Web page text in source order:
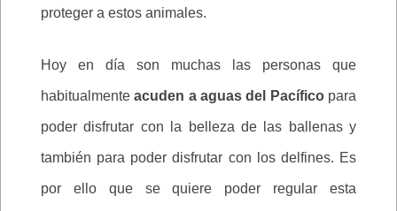
proteger a estos animales.
Hoy en día son muchas las personas que
habitualmente acuden a aguas del Pacífico para
poder disfrutar con la belleza de las ballenas y
también para poder disfrutar con los delfines. Es
por ello que se quiere poder regular esta